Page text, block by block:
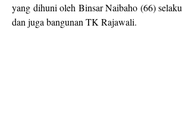
yang dihuni oleh Binsar Naibaho (66)
dan juga bangunan TK Rajawali.